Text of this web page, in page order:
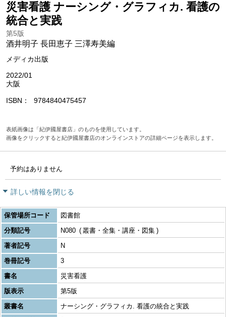
災害看護 ナーシング・グラフィカ. 看護の
統合と実践
第5版
酒井明子 長田恵子 三澤寿美編
メディカ出版
2022/01
大阪
ISBN 9784840475457
表紙画像は「紀伊國屋書店」のものを使用しています。
画像をクリックすると紀伊國屋書店のオンラインストアの詳細ページを表示します。
予約はありません
詳しい情報を閉じる
保管場所コード
図書館
分類記号
N080
叢書・全集・講座・図集
著者記号
N
巻冊記号
3
書名
災害看護
版表示
第5版
叢書名
ナーシング・グラフィカ. 看護の統合と実践